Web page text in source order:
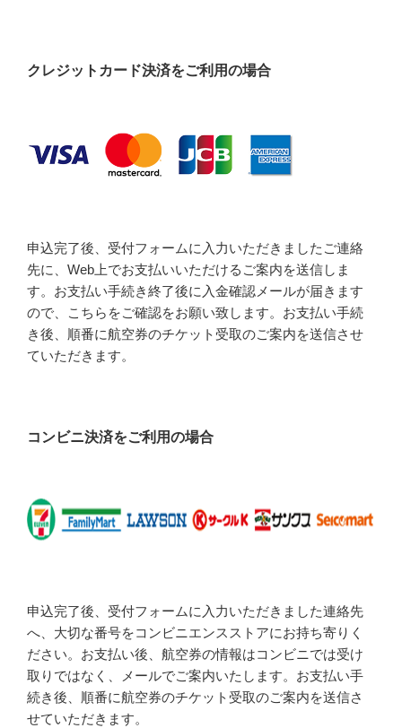
クレジットカード決済をご利用の場合
申込完了後、受付フォームに入力いただきましたご連絡
先に、Web上でお支払いいただけるご案内を送信しま
す。お支払い手続き終了後に入金確認メールが届きます
ので、こちらをご確認をお願い致します。お支払い手続
き後、順番に航空券のチケット受取のご案内を送信させ
ていただきます。
コンビニ決済をご利用の場合
申込完了後、受付フォームに入力いただきました連絡先
へ、大切な番号をコンビニエンスストアにお持ち寄りく
ださい。お支払い後、航空券の情報はコンビニでは受け
取りではなく、メールでご案内いたします。お支払い手
続き後、順番に航空券のチケット受取のご案内を送信さ
せていただきます。